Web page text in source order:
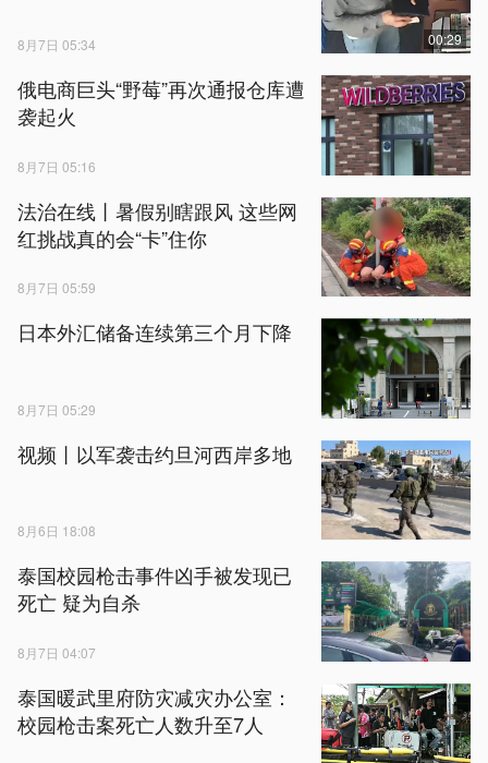
8月7日 05:34 00:29
俄电商巨头“野莓”再次通报仓库遭
袭起火
8月7日 05:16
法治在线丨暑假别瞎跟风 这些网
红挑战真的会“卡”住你
8月7日 05:59
日本外汇储备连续第三个月下降
8月7日 05:29
视频丨以军袭击约旦河西岸多地
8月6日 18:08
泰国校园枪击事件凶手被发现已
死亡 疑为自杀
8月7日 04:07
泰国暖武里府防灾减灾办公室：
校园枪击案死亡人数升至7人